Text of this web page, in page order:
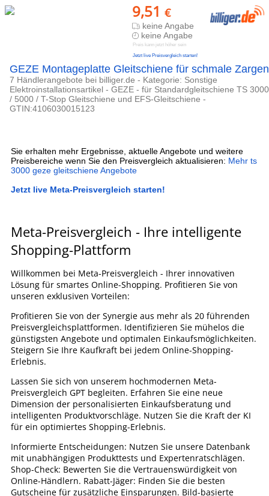
9,51 €
keine Angabe
keine Angabe
Preis kann jetzt höher sein
Jetzt live Preisvergleich starten!
GEZE Montageplatte Gleitschiene für schmale Zargen
7 Händlerangebote bei billiger.de - Kategorie: Sonstige
Elektroinstallationsartikel - GEZE - für Standardgleitschiene TS 3000
/ 5000 / T-Stop Gleitschiene und EFS-Gleitschiene -
GTIN:4106030015123
Sie erhalten mehr Ergebnisse, aktuelle Angebote und weitere
Preisbereiche wenn Sie den Preisvergleich aktualisieren: Mehr ts
3000 geze gleitschiene Angebote
Jetzt live Meta-Preisvergleich starten!
Meta-Preisvergleich - Ihre intelligente
Shopping-Plattform
Willkommen bei Meta-Preisvergleich - Ihrer innovativen
Lösung für smartes Online-Shopping. Profitieren Sie von
unseren exklusiven Vorteilen:
Profitieren Sie von der Synergie aus mehr als 20 führenden
Preisvergleichsplattformen. Identifizieren Sie mühelos die
günstigsten Angebote und optimalen Einkaufsmöglichkeiten.
Steigern Sie Ihre Kaufkraft bei jedem Online-Shopping-
Erlebnis.
Lassen Sie sich von unserem hochmodernen Meta-
Preisvergleich GPT begleiten. Erfahren Sie eine neue
Dimension der personalisierten Einkaufsberatung und
intelligenten Produktvorschläge. Nutzen Sie die Kraft der KI
für ein optimiertes Shopping-Erlebnis.
Informierte Entscheidungen: Nutzen Sie unsere Datenbank
mit unabhängigen Produkttests und Expertenratschlägen.
Shop-Check: Bewerten Sie die Vertrauenswürdigkeit von
Online-Händlern. Rabatt-Jäger: Finden Sie die besten
Gutscheine für zusätzliche Einsparungen. Bild-basierte